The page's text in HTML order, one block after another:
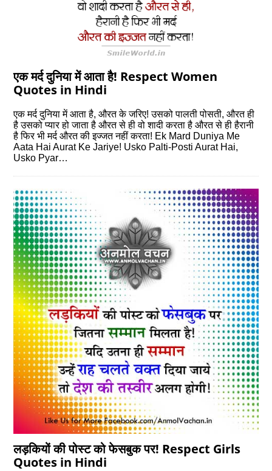
एक मर्द दुनिया में आता है! Respect Women
Quotes in Hindi
एक मर्द दुनिया में आता है, औरत के जरिए! उसको पालती पोसती, औरत ही
है उसको प्‍यार हो जाता है औरत से ही वो शादी करता है औरत से ही हैरानी
है फिर भी मर्द औरत की इज्‍जत नहीं करता! Ek Mard Duniya Me
Aata Hai Aurat Ke Jariye! Usko Palti-Posti Aurat Hai,
Usko Pyar…
लड़कियों की पोस्ट को फेसबुक पर! Respect Girls
Quotes in Hindi